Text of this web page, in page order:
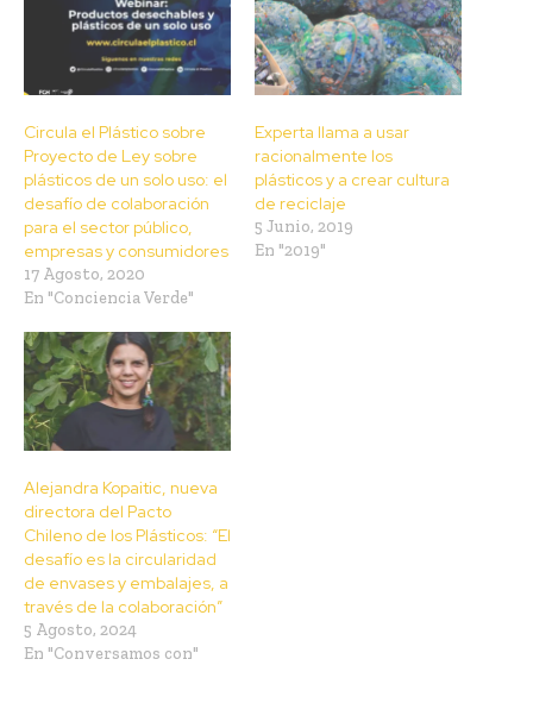
Circula el Plástico sobre
Proyecto de Ley sobre
plásticos de un solo uso: el
desafío de colaboración
para el sector público,
empresas y consumidores
17 Agosto, 2020
En "Conciencia Verde"
Experta llama a usar
racionalmente los
plásticos y a crear cultura
de reciclaje
5 Junio, 2019
En "2019"
Alejandra Kopaitic, nueva
directora del Pacto
Chileno de los Plásticos: “El
desafío es la circularidad
de envases y embalajes, a
través de la colaboración”
5 Agosto, 2024
En "Conversamos con"